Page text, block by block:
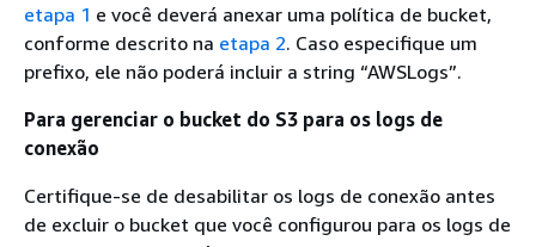
etapa 1 e você deverá anexar uma política de bucket,
conforme descrito na etapa 2. Caso especifique um
prefixo, ele não poderá incluir a string “AWSLogs”.
Para gerenciar o bucket do S3 para os logs de
conexão
Certifique-se de desabilitar os logs de conexão antes
de excluir o bucket que você configurou para os logs de